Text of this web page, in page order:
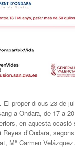
El proper dijous 23 de
a Ondara, de 17 a
en aquesta ocasió
Reyes d’Ondara,
Mª Carmen Velázquez.